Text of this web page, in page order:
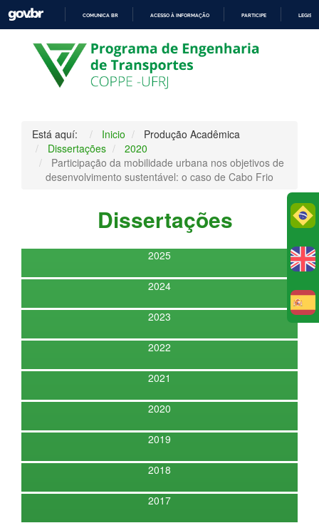
PARA
O
CONTEÚDO
COMUNICA BR ACESSO À INFORMAÇÃO PARTICIPE
Está aquí: Inicio
Produção Acadêmica
Dissertações
2020
Participação da mobilidade urbana nos objetivos de
desenvolvimento sustentável: o caso de Cabo Frio
Dissertações
2025
2024
2023
2022
2021
2020
2019
2018
2017